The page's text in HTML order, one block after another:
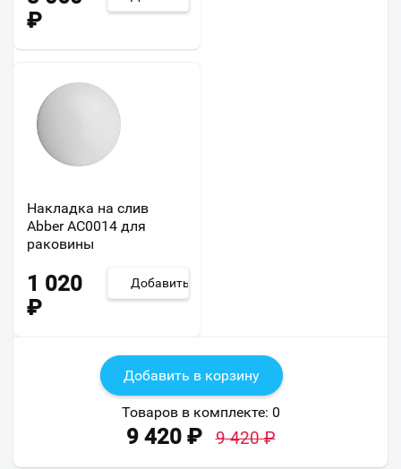
₽
Накладка на слив
Abber AC0014 для
раковины
1 020
₽
Добавить
Добавить в корзину
Товаров в комплекте: 0
9 420₽ 9 420₽